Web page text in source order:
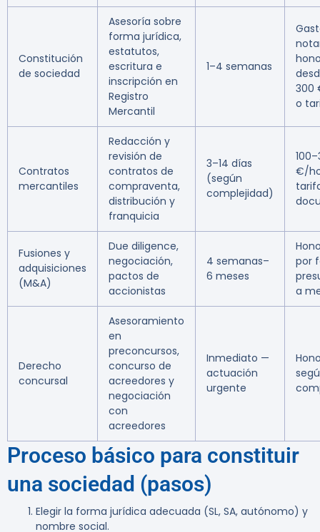
Constitución
de sociedad
Asesoría sobre
forma jurídica,
estatutos,
escritura e
inscripción en
Registro
Mercantil
1–4 semanas
300
o
Contratos
mercantiles
Redacción y
revisión de
contratos de
compraventa,
distribución y
franquicia
3–14 días
(según
complejidad)
€/
Fusiones y
adquisiciones
(M&A)
Due diligence,
negociación,
pactos de
accionistas
4 semanas–
6 meses
por
a
Derecho
concursal
Asesoramiento
en
preconcursos,
concurso de
acreedores y
negociación
con
acreedores
Inmediato —
actuación
urgente
Proceso básico para constituir
una sociedad (pasos)
Elegir la forma jurídica adecuada (SL, SA, autónomo) y
nombre social.